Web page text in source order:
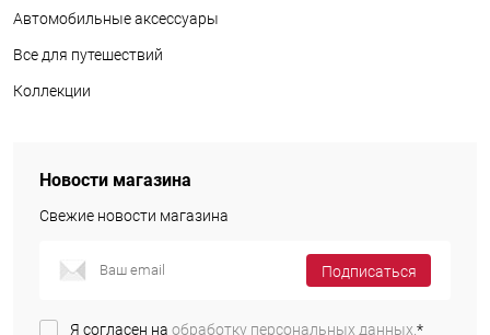
Автомобильные аксессуары
Все для путешествий
Коллекции
Новости магазина
Свежие новости магазина
Подписаться
Я согласен на обработку персональных данных.*